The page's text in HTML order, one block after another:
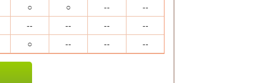
○ ○ --
--
-- -- --
--
○ -- -- --